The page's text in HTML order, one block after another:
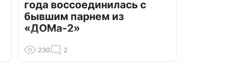
года воссоединилась с
бывшим парнем из
«ДОМа-2»
230 2